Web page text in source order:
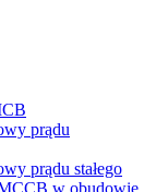
prądu
prądu stałego
w obudowie